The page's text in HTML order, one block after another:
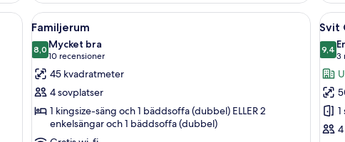
duschavdelning med glasväggar, en tvättställsmöbel med två handfat och en stor
Öppna
alla
foton
för
Familjerum
Ett hotellrum med två sängar, ett
4
Familjerum
8,08,0 av 10
Mycket bra
10 recensioner
(10 recensioner)
45 kvadratmeter
4 sovplatser
1 kingsize-säng och 1 bäddsoffa (dubbel) ELLER 2
enkelsängar och 1 bäddsoffa (dubbel)
alla
för
Svit
City
5
Svit
9,49,43